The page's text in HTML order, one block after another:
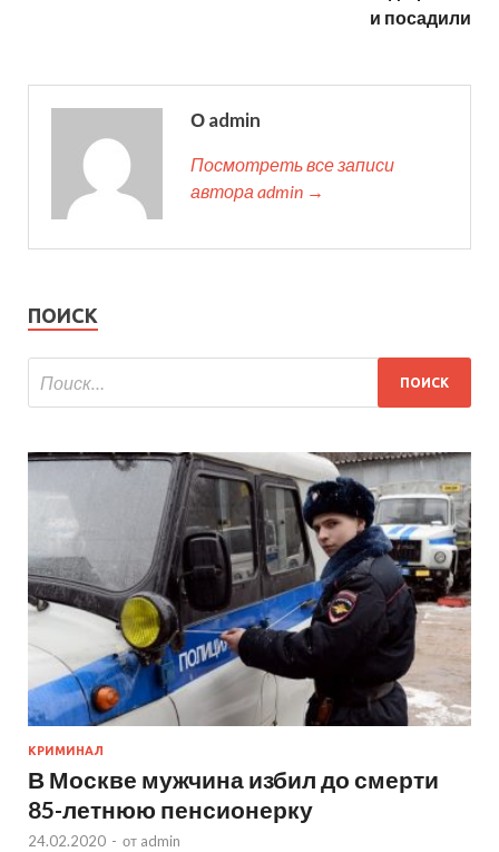
и посадили
О admin
Посмотреть все записи
автора admin →
ПОИСК
КРИМИНАЛ
В Москве мужчина избил до смерти
85-летнюю пенсионерку
24.02.2020 - от admin